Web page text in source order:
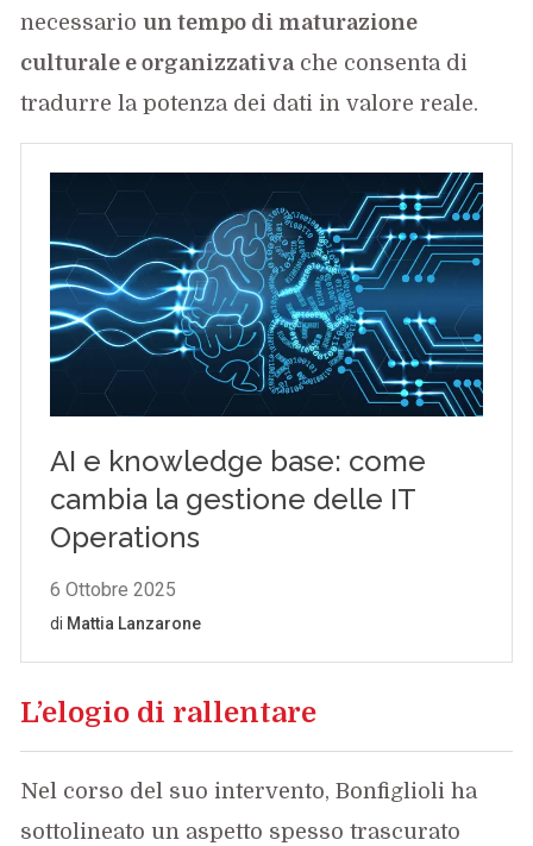
necessarioun tempo di maturazione
culturale e organizzativache consenta di
tradurre la potenza dei dati in valore reale.
L’elogio di rallentare
Nel corso del suo intervento, Bonfiglioli ha
sottolineato un aspetto spesso trascurato